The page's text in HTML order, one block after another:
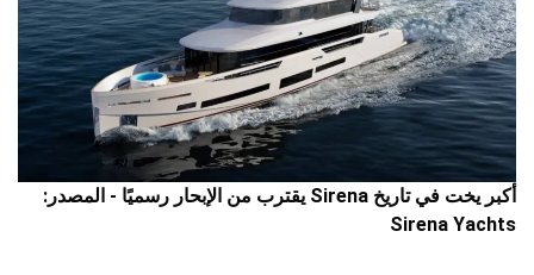
أكبر يخت في تاريخ Sirena يقترب من الإبحار رسميًا - المصدر:
Sirena Yachts